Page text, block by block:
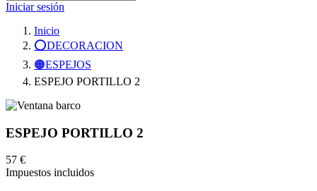
Iniciar sesión
Inicio
⭕️DECORACION
🟠ESPEJOS
ESPEJO PORTILLO 2
ESPEJO PORTILLO 2
57 €
Impuestos incluidos